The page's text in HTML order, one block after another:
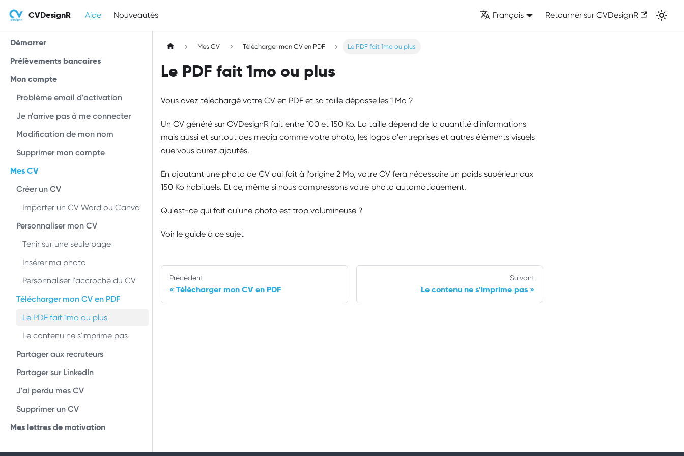
CVDesignR Aide Nouveautés Français Retourner sur CVDesignR
Démarrer
Prélèvements bancaires
Mon compte
Problème email d'activation
Je n'arrive pas à me connecter
Modification de mon nom
Supprimer mon compte
Mes CV
Créer un CV
Importer un CV Word ou Canva
Personnaliser mon CV
Tenir sur une seule page
Insérer ma photo
Personnaliser l'accroche du CV
Télécharger mon CV en PDF
Le PDF fait 1mo ou plus
Le contenu ne s'imprime pas
Partager aux recruteurs
Partager sur LinkedIn
J'ai perdu mes CV
Supprimer un CV
Mes lettres de motivation
Mes CV Télécharger mon CV en PDF Le PDF fait 1mo ou plus
Le PDF fait 1mo ou plus
Vous avez téléchargé votre CV en PDF et sa taille dépasse les 1 Mo ?
Un CV généré sur CVDesignR fait entre 100 et 150 Ko. La taille dépend de la quantité d'informations
mais aussi et surtout des media comme votre photo, les logos d'entreprises et autres éléments visuels
que vous aurez ajoutés.
En ajoutant une photo de CV qui fait à l'origine 2 Mo, votre CV fera nécessaire un poids supérieur aux
150 Ko habituels. Et ce, même si nous compressons votre photo automatiquement.
Qu'est-ce qui fait qu'une photo est trop volumineuse ?
Voir le guide à ce sujet
Précédent
Télécharger mon CV en PDF
Suivant
Le contenu ne s'imprime pas